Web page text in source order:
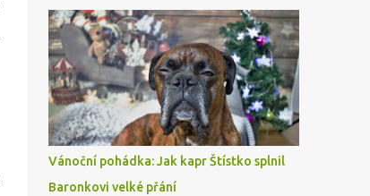
Vánoční pohádka: Jak kapr Štístko splnil
Baronkovi velké přání